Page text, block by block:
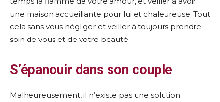
une maison accueillante pour lui et chaleureuse. Tout
cela sans vous négliger et veiller à toujours prendre
soin de vous et de votre beauté.
S’épanouir dans son couple
Malheureusement, il n’existe pas une solution